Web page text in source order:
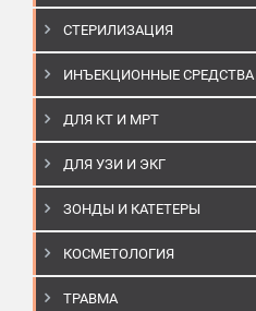
СТЕРИЛИЗАЦИЯ
ИНЪЕКЦИОННЫЕ СРЕДСТВА
ДЛЯ КТ И МРТ
ДЛЯ УЗИ И ЭКГ
ЗОНДЫ И КАТЕТЕРЫ
КОСМЕТОЛОГИЯ
ТРАВМА